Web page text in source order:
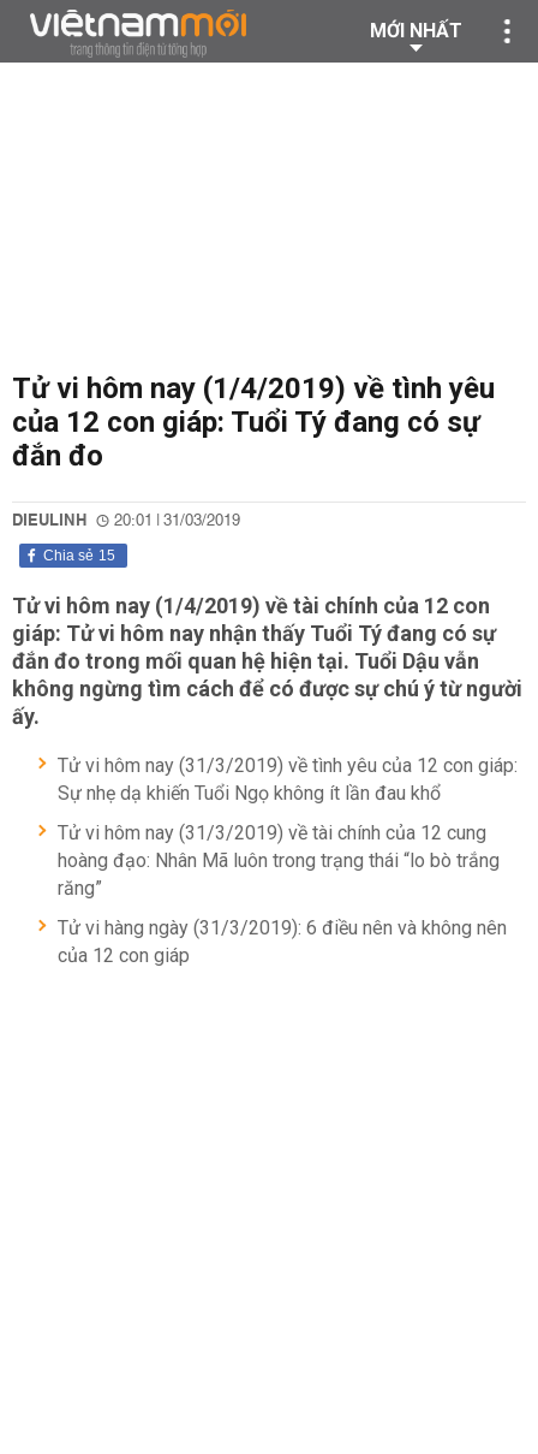
MỚI NHẤT
Tử vi hôm nay (1/4/2019) về tình yêu
của 12 con giáp: Tuổi Tý đang có sự
đắn đo
DIEULINH 20:01 | 31/03/2019
15
Chia sẻ
Tử vi hôm nay (1/4/2019) về tài chính của 12 con
giáp: Tử vi hôm nay nhận thấy Tuổi Tý đang có sự
đắn đo trong mối quan hệ hiện tại. Tuổi Dậu vẫn
không ngừng tìm cách để có được sự chú ý từ người
ấy.
Tử vi hôm nay (31/3/2019) về tình yêu của 12 con giáp:
Sự nhẹ dạ khiến Tuổi Ngọ không ít lần đau khổ
Tử vi hôm nay (31/3/2019) về tài chính của 12 cung
hoàng đạo: Nhân Mã luôn trong trạng thái “lo bò trắng
răng”
Tử vi hàng ngày (31/3/2019): 6 điều nên và không nên
của 12 con giáp